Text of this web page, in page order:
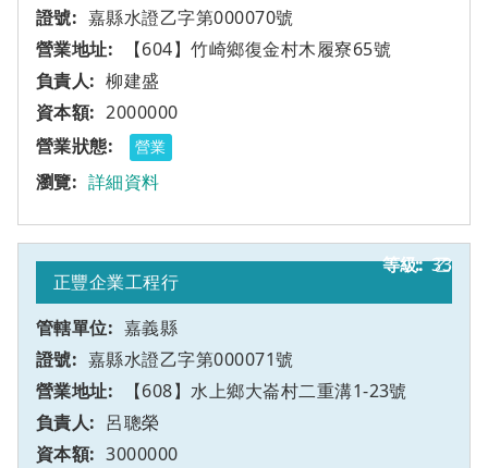
嘉縣水證乙字第000070號
【604】竹崎鄉復金村木履寮65號
柳建盛
2000000
營業
詳細資料
33
正豐企業工程行
嘉義縣
嘉縣水證乙字第000071號
【608】水上鄉大崙村二重溝1-23號
乙
呂聰榮
3000000